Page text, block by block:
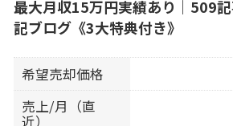
最大月収15万円実績あり｜509
記ブログ《3大特典付き》
希望売却価格
売上/月（直
近）